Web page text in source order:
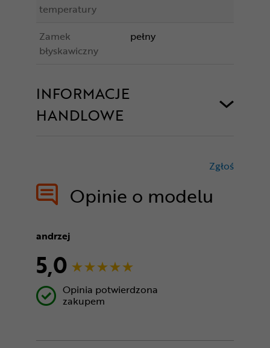
temperatury
Zamek
błyskawiczny
pełny
INFORMACJE
HANDLOWE
Opinie o modelu
Zgłoś
andrzej
5,0
Opinia potwierdzona
zakupem